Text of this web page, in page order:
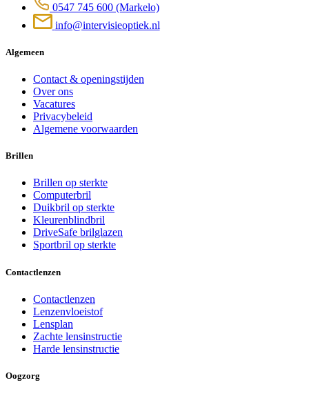
0547 745 600 (Markelo)
info@intervisieoptiek.nl
Algemeen
Contact & openingstijden
Over ons
Vacatures
Privacybeleid
Algemene voorwaarden
Brillen
Brillen op sterkte
Computerbril
Duikbril op sterkte
Kleurenblindbril
DriveSafe brilglazen
Sportbril op sterkte
Contactlenzen
Contactlenzen
Lenzenvloeistof
Lensplan
Zachte lensinstructie
Harde lensinstructie
Oogzorg